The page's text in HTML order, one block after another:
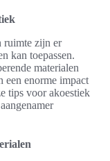
ruimte zijn er
kan toepassen.
materialen
een enorme impact
tips voor akoestiek